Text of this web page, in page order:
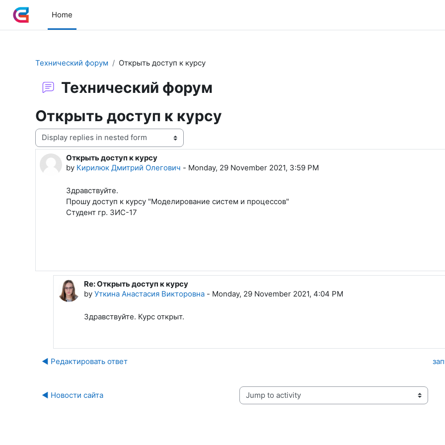
Skip to main content
Home
Технический форум Открыть доступ к курсу
Технический форум
Открыть доступ к курсу
Display mode
Открыть доступ к курсу
by Кирилюк Дмитрий Олегович - Monday, 29 November 2021, 3:59 PM
Number of replies: 1
Здравствуйте.
Прошу доступ к курсу "Моделирование систем и процессов"
Студент гр. ЗИС-17
In reply to Кирилюк Дмитрий Олегович
Re: Открыть доступ к курсу
byУткина Анастасия Викторовна - Monday, 29 November 2021, 4:04 PM
Здравствуйте. Курс открыт.
◀︎ Редактировать ответ
◀︎ Новости сайта Jump to activity